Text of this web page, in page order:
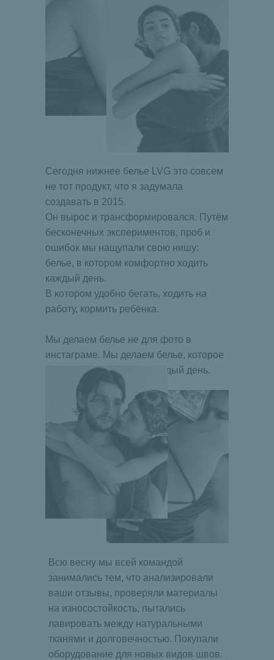
Сегодня нижнее белье LVG это совсем
не тот продукт, что я задумала
создавать в 2015.
Он вырос и трансформировался. Путём
бесконечных экспериментов, проб и
ошибок мы нащупали свою нишу:
белье, в котором комфортно ходить
каждый день.
В котором удобно бегать, ходить на
работу, кормить ребёнка.
Мы делаем белье не для фото в
инстаграме. Мы делаем белье, которое
можно и нужно носить каждый день.
Всю весну мы всей командой
занимались тем, что анализировали
ваши отзывы, проверяли материалы
на износостойкость, пытались
лавировать между натуральными
тканями и долговечностью. Покупали
оборудование для новых видов швов.